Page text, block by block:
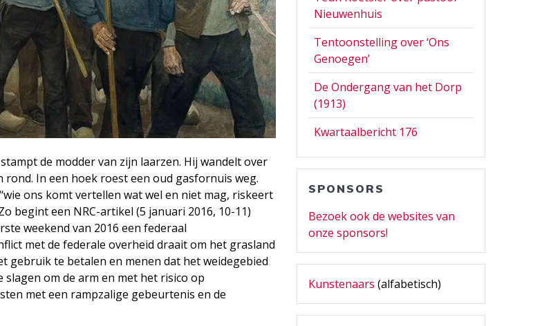
de modder van zijn laarzen. Hij wandelt over
In een hoek roest een oud gasfornuis weg.
ons komt vertellen wat wel en niet mag, riskeert
begint een NRC-artikel (5 januari 2016, 10-11)
weekend van 2016 een federaal
met de federale overheid draait om het grasland
gebruik te betalen en menen dat het weidegebied
om de arm en met het risico op
met een rampzalige gebeurtenis en de
Nieuwenhuis
Tentoonstelling over ‘Ons
Genoegen’
De Ondergang van het Dorp
(1913)
Kwartaalbericht 176
SPONSORS
Bezoek ook de websites van
onze sponsors!
Kunstenaars (alfabetisch)